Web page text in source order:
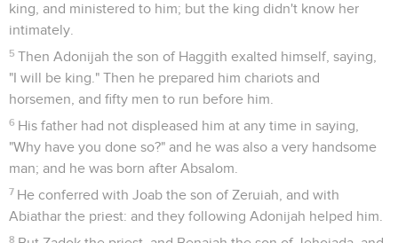
king, and ministered to him; but the king didn't know her
intimately.
5 Then Adonijah the son of Haggith exalted himself, saying,
"I will be king." Then he prepared him chariots and
horsemen, and fifty men to run before him.
6 His father had not displeased him at any time in saying,
"Why have you done so?" and he was also a very handsome
man; and he was born after Absalom.
7 He conferred with Joab the son of Zeruiah, and with
Abiathar the priest: and they following Adonijah helped him.
8